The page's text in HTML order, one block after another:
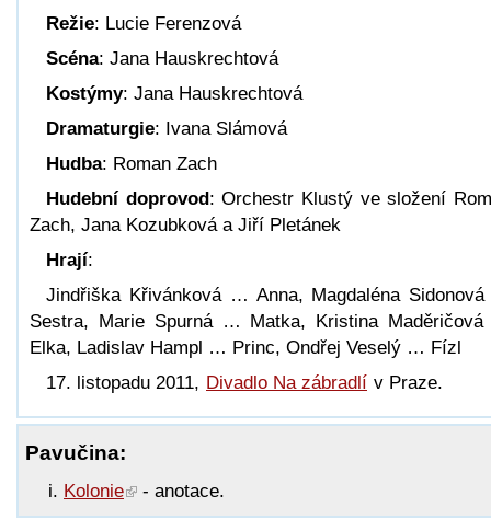
Režie: Lucie Ferenzová
Scéna: Jana Hauskrechtová
Kostýmy: Jana Hauskrechtová
Dramaturgie: Ivana Slámová
Hudba: Roman Zach
Hudební doprovod: Orchestr Klustý ve složení
Zach, Jana Kozubková a Jiří Pletánek
Hrají:
Jindřiška Křivánková … Anna, Magdaléna
Sestra, Marie Spurná … Matka, Kristina
Elka, Ladislav Hampl … Princ, Ondřej Veselý … Fízl
17. listopadu 2011, Divadlo Na zábradlí v Praze.
Pavučina:
Kolonie - anotace.